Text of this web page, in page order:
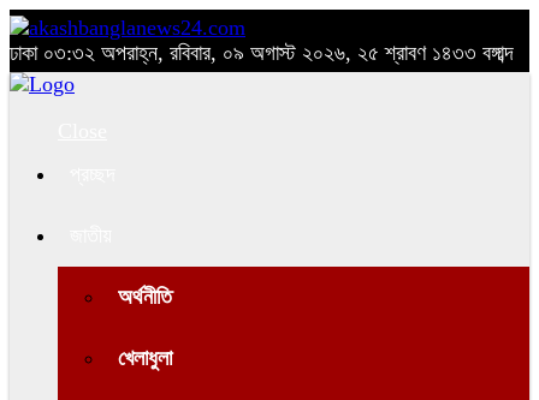
ঢাকা ০৩:৩২ অপরাহ্ন, রবিবার, ০৯ অগাস্ট ২০২৬, ২৫ শ্রাবণ ১৪৩৩ বঙ্গাব্দ
অর্থনীতি
খেলাধুলা